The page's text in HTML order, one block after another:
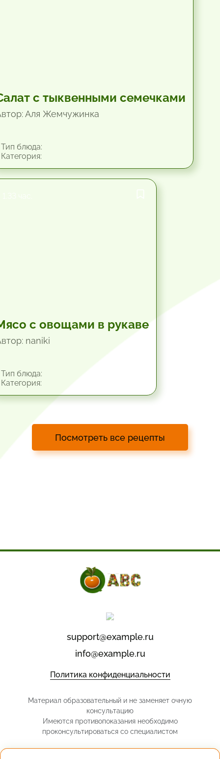
с тыквенными семечками
Аля Жемчужинка
блюда:
с овощами в рукаве
naniki
блюда:
Посмотреть все рецепты
support@example.ru
info@example.ru
Политика конфиденциальности
Материал образовательный и не заменяет очную
консультацию
Имеются противопоказания необходимо
проконсультироваться со специалистом